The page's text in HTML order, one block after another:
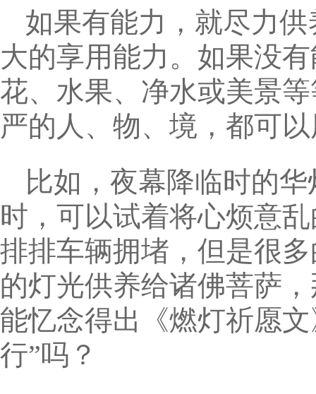
如果有能力，就尽力
大的享用能力。如果没
花、水果、净水或美景
严的人、物、境，都可
比如，夜幕降临时的
时，可以试着将心烦意
排排车辆拥堵，但是很
的灯光供养给诸佛菩萨
能忆念得出《燃灯祈愿
行”吗？